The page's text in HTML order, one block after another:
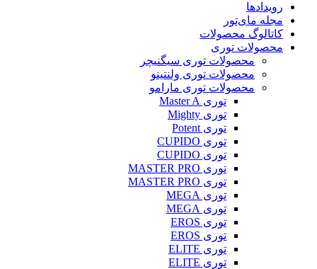
رویدادها
مجله مای‌تور
کاتالوگ محصولات
محصولات توری
محصولات توری سیگنیچر
محصولات توری ولنتینو
محصولات توری مارامو
توری Master A
توری Mighty
توری Potent
توری CUPIDO
توری CUPIDO
توری MASTER PRO
توری MASTER PRO
توری MEGA
توری MEGA
توری EROS
توری EROS
توری ELITE
توری ELITE